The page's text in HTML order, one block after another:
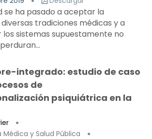
se ha pasado a aceptar la
tradiciones médicas y a
sistemas supuestamente no
integrado: estudio de caso
de
psiquiátrica en la
y Salud Pública